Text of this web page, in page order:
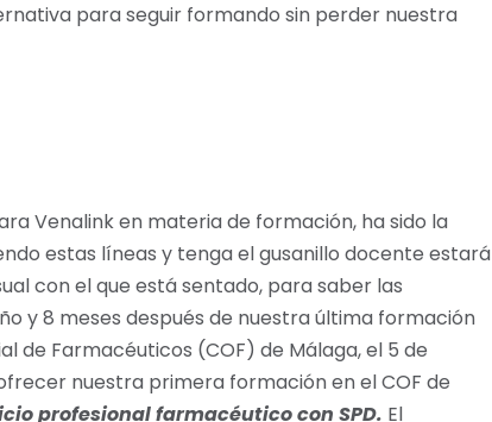
para seguir formando sin perder nuestra
Venalink en materia de formación, ha sido la
estas líneas y tenga el gusanillo docente estará
con el que está sentado, para saber las
y 8 meses después de nuestra última formación
de Farmacéuticos (COF) de Málaga, el 5 de
nuestra primera formación en el COF de
profesional farmacéutico con SPD. El